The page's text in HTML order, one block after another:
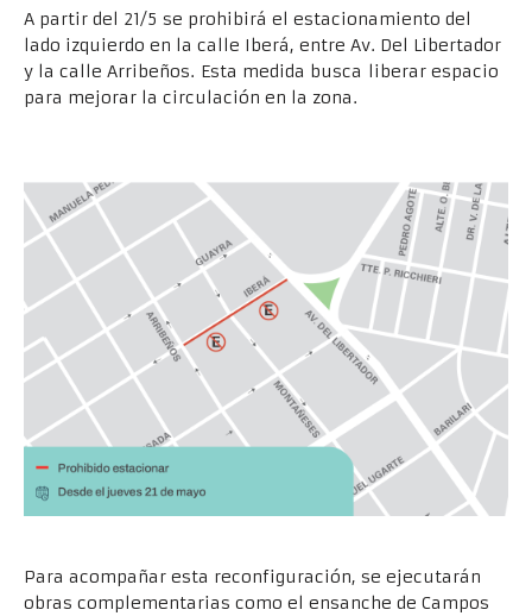
A partir del 21/5 se prohibirá el estacionamiento del
lado izquierdo en la calle Iberá, entre Av. Del Libertador
y la calle Arribeños. Esta medida busca liberar espacio
para mejorar la circulación en la zona.
Para acompañar esta reconfiguración, se ejecutarán
obras complementarias como el ensanche de Campos